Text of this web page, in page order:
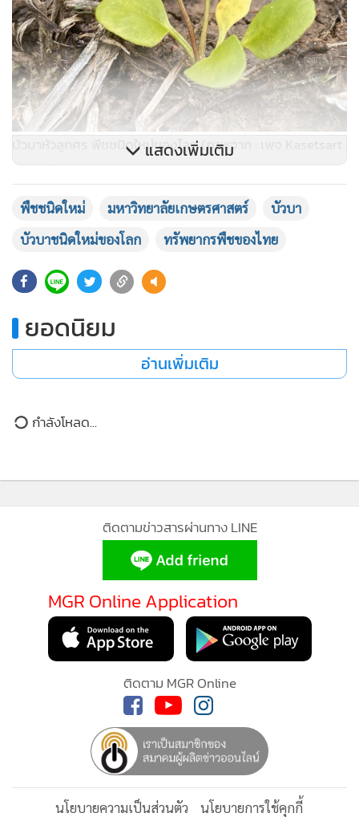
บัวบาหัวลูกศร พืชชนิดใหม่ของโลก (ภาพจาก : เพจ Kasetsart
รศ.ดร. เฉลิมพล สุวรรณภักดี กล่าวว่า พืชสกุลบัวบา
ประโยชน์ทางด้านการใช้เป็นพืชประดับ และผักพื้นบ้าน ใน
ประเทศไทยเคยมีรายงาน 5 ชนิด จากการศึกษาวิจัยพบว่า บัวบา
ของประเทศไทยมีทั้งหมด 10 ชนิด และเป็นพืชชนิดใหม่ของโลก
5 ชนิด แต่ละชนิดมีศักยภาพในการนำไปใช้ประโยชน์ทางด้าน
การใช้เป็นพืชประดับสวนขวด สวนกระจก และตู้ไม้น้ำ อีกทั้งยัง
เน้นให้ตระหนักถึงการอนุรักษ์แหล่งน้ำจืด ซึ่งเป็นที่อยู่ของพืช
ชนิดนี้ประกอบด้วย
สายติ้ง หรือ สายติ่ง บัวบาชนิดใหม่ของโลก (ภาพจาก : เพจ
Kasetsart University)
1. Nymphoides chumphonense Suwanph. มีชื่อว่าไทยว่า สาย
แสดงเพิ่มเติม
พืชชนิดใหม่ มหาวิทยาลัยเกษตรศาสตร์
บัวบา
บัวบาชนิดใหม่ของโลก
ทรัพยากรพืชของไทย
ยอดนิยม
อ่านเพิ่มเติม
MGR Online Application
นโยบายความเป็นส่วนตัว
นโยบายการใช้คุกกี้
MGR Online ใช้คุกกี้ (Cookies)
MGR Online ใช้คุกกี้ เพื่อจัดการข้อมูลส่วนบุคคลเพื่อนำเสนอ
ประสบการณ์คอนเทนต์ที่ดีที่สุดให้กับผู้อ่านบนเว็บไซต์ และ
เงื่อนไขการใช้งานเว็บไซต์และ
รับทราบ